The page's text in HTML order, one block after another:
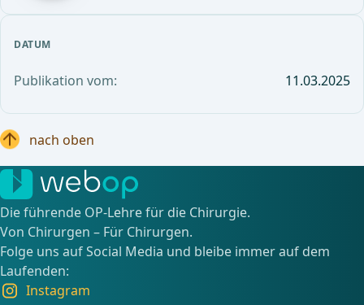
DATUM
Publikation vom: 11.03.2025
nach oben
Die führende OP-Lehre für die Chirurgie.
Von Chirurgen – Für Chirurgen.
Folge uns auf Social Media und bleibe immer auf dem
Laufenden:
Instagram